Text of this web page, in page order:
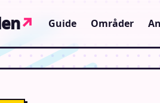
↗ Guide Områder